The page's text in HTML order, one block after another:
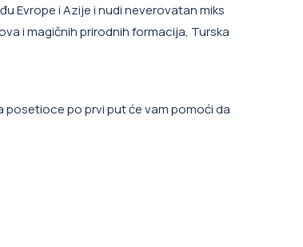
Evrope i Azije i nudi neverovatan miks
i magičnih prirodnih formacija, Turska
po prvi put će vam pomoći da